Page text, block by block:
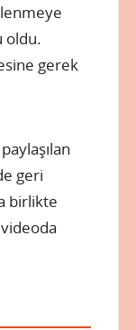
oldu.
gerek
geri
birlikte